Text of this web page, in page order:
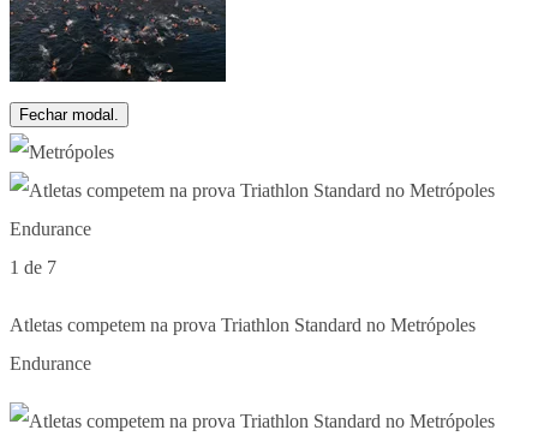
Fechar modal.
1 de 7
Atletas competem na prova Triathlon Standard no Metrópoles
Endurance